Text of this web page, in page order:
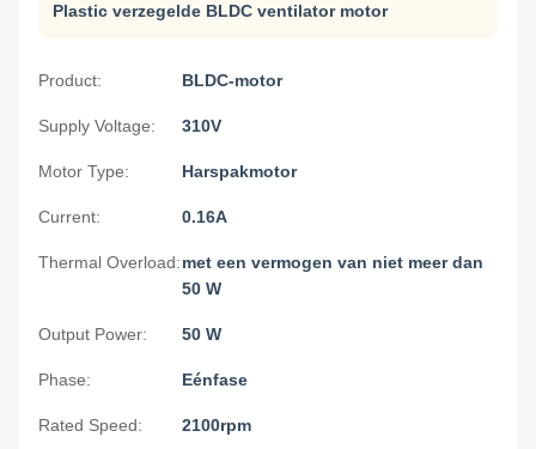
Plastic verzegelde BLDC ventilator motor
Product: BLDC-motor
Supply Voltage: 310V
Motor Type: Harspakmotor
Current: 0.16A
Thermal Overload:met een vermogen van niet meer dan
50 W
Output Power: 50 W
Phase: Eénfase
Rated Speed: 2100rpm